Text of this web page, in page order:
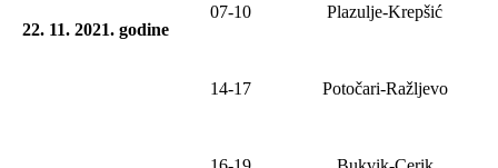
22. 11. 2021. godine
07-10 Plazulje-Krepšić
14-1 7 Potočari-Ražljevo